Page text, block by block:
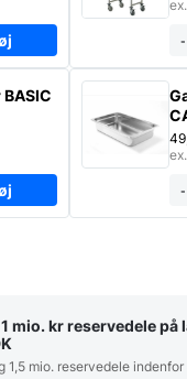
-
-
mio. kr reservedele på
1,5 mio. reservedele